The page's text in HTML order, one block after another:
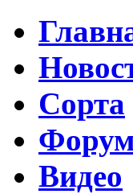
Сорта
Видео